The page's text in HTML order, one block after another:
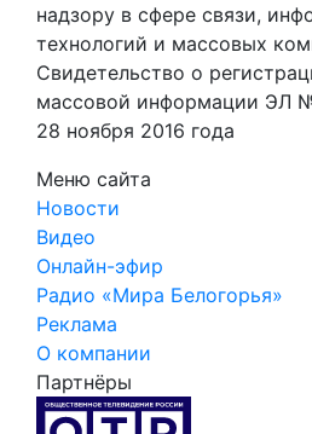
надзору в сфере связи,
технологий и массовых
Свидетельство о
массовой информации ЭЛ
28 ноября 2016 года
Меню сайта
Новости
Видео
Онлайн-эфир
Радио «Мира Белогорья»
Реклама
О компании
Партнёры